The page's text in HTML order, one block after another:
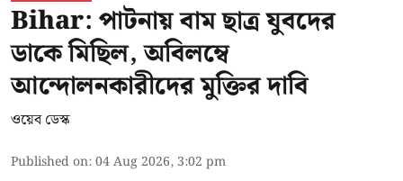
Bihar: পাটনায় বাম ছাত্র যুবদের
ডাকে মিছিল, অবিলম্বে
আন্দোলনকারীদের মুক্তির দাবি
ওয়েব ডেস্ক
Published on:04 Aug 2026, 3:02 pm